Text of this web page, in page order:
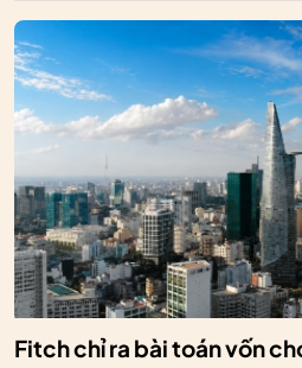
Fitch chỉ ra bài toán vốn